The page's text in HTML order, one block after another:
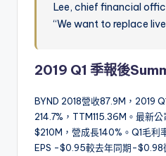
Lee, chief financial
“We want to replace
2019 Q1 季報後
BYND 2018營收87.9M，2019
214.7%，TTM115.36M。最新
$210M，營成長140%。Q1毛利
EPS -$0.95較去年同期-$0.98